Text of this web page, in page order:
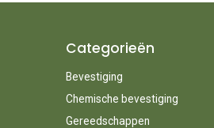
Categorieën
Bevestiging
Chemische bevestiging
Gereedschappen